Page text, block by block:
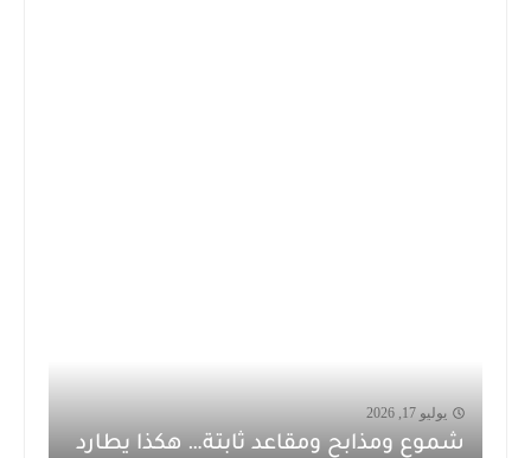
يوليو 17, 2026
شموع ومذابح ومقاعد ثابتة… هكذا يطارد